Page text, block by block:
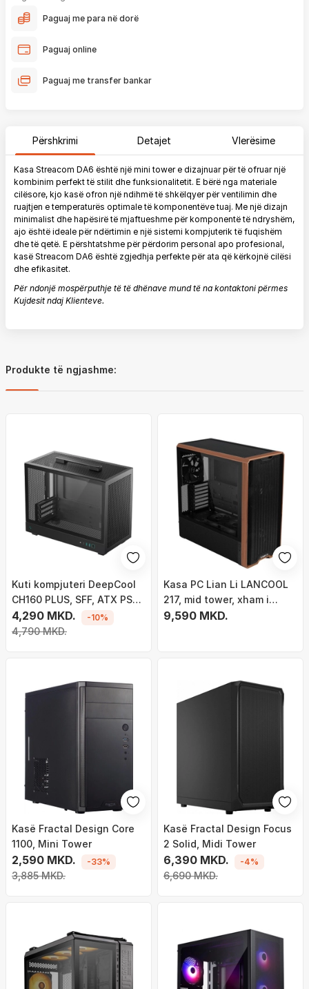
Paguaj me para në dorë
Paguaj online
Paguaj me transfer bankar
Përshkrimi Detajet Vlerësime
Kasa Streacom DA6 është një mini tower e dizajnuar për të ofruar një
kombinim perfekt të stilit dhe funksionalitetit. E bërë nga materiale
cilësore, kjo kasë ofron një ndihmë të shkëlqyer për ventilimin dhe
ruajtjen e temperaturës optimale të komponentëve tuaj. Me një dizajn
minimalist dhe hapësirë të mjaftueshme për komponentë të ndryshëm,
ajo është ideale për ndërtimin e një sistemi kompjuterik të fuqishëm
dhe të qetë. E përshtatshme për përdorim personal apo profesional,
kasë Streacom DA6 është zgjedhja perfekte për ata që kërkojnë cilësi
dhe efikasitet.
Për ndonjë mospërputhje të të dhënave mund të na kontaktoni përmes
Kujdesit ndaj Klienteve.
Produkte të ngjashme:
Kuti kompjuteri DeepCool
CH160 PLUS, SFF, ATX PSU,
e zezë
4,290 MKD.
4,790 MKD.
-10%
Kasa PC Lian Li LANCOOL
217, mid tower, xham i
temperuar, e zezë
9,590 MKD.
Kasë Fractal Design Core
1100, Mini Tower
2,590 MKD.
3,885 MKD.
-33%
Kasë Fractal Design Focus
2 Solid, Midi Tower
6,390 MKD.
6,690 MKD.
-4%